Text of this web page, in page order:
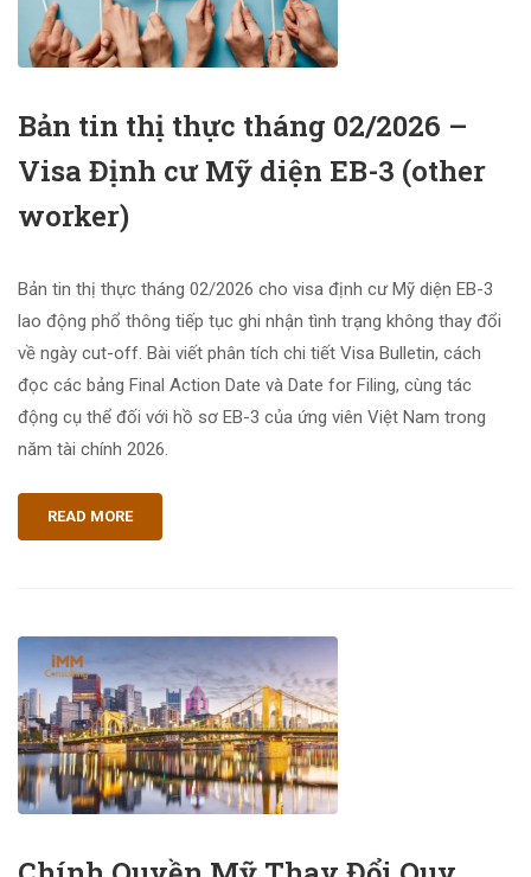
Bản tin thị thực tháng 02/2026 –
Visa Định cư Mỹ diện EB-3 (other
worker)
Bản tin thị thực tháng 02/2026 cho visa định cư Mỹ diện EB-3
lao động phổ thông tiếp tục ghi nhận tình trạng không thay đổi
về ngày cut-off. Bài viết phân tích chi tiết Visa Bulletin, cách
đọc các bảng Final Action Date và Date for Filing, cùng tác
động cụ thể đối với hồ sơ EB-3 của ứng viên Việt Nam trong
năm tài chính 2026.
READ MORE